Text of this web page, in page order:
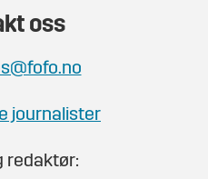
oss
journalister
redaktør: